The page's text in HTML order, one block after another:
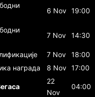
6 Nov 19:00
7 Nov 14:30
7 Nov
18:00
награда 8 Nov 17:00
22
Nov
04:00